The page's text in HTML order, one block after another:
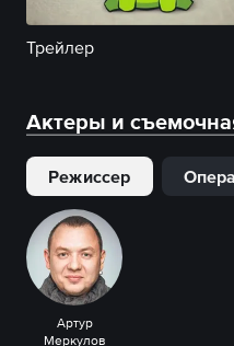
Трейлер
Актеры и
Режиссер
Артур
Меркулов